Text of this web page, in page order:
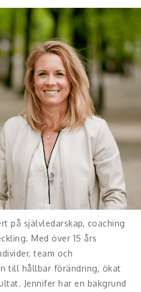
på självledarskap, coaching
Med över 15 års
team och
till hållbar förändring, ökat
Jennifer har en bakgrund